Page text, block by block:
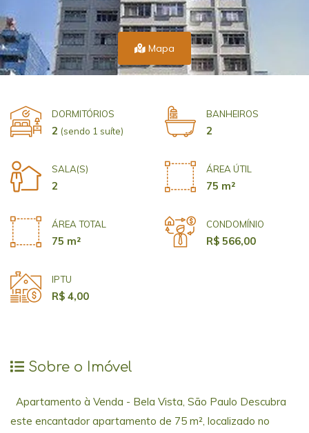
Mapa
DORMITÓRIOS
2 (sendo 1 suíte)
BANHEIROS
2
SALA(S)
2
ÁREA ÚTIL
75 m²
ÁREA TOTAL
75 m²
CONDOMÍNIO
R$ 566,00
IPTU
R$ 4,00
Sobre o Imóvel
Apartamento à Venda - Bela Vista, São Paulo Descubra
este encantador apartamento de 75 m², localizado no